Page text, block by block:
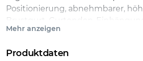
Positionierung, abnehmbarer,
Brustgurt, Gurtenden-
abnehmbare Hüftflosse, seitlich
Auslauföse, Aufhängeschlaufe
Mehr anzeigen
Produktdaten